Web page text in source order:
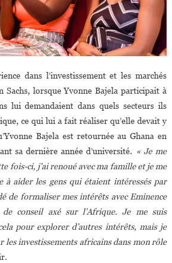
dans l’investissement et les marchés
Sachs, lorsque Yvonne Bajela participait à
lui demandaient dans quels secteurs ils
ce qui lui a fait réaliser qu’elle devait y
Bajela est retournée au Ghana en
sa dernière année d’université. « Je me
fois-ci, j’ai renoué avec ma famille et je me
à aider les gens qui étaient intéressés par
de formaliser mes intérêts avec Eminence
conseil axé sur l’Afrique. Je me suis
pour explorer d’autres intérêts, mais je
les investissements africains dans mon rôle